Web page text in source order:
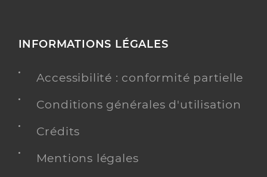
INFORMATIONS LÉGALES
Accessibilité : conformité partielle
Conditions générales d'utilisation
Crédits
Mentions légales